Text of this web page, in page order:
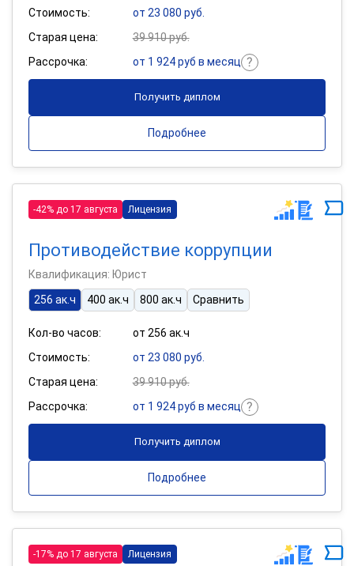
Стоимость:
от 23 080 руб.
Старая цена:
39 910 руб.
Рассрочка:
от 1 924 руб в месяц
Получить диплом
Подробнее
-42% до 17 августа Лицензия
Противодействие коррупции
Квалификация: Юрист
256 ак.ч
400 ак.ч 800 ак.ч Сравнить
Кол-во часов:
от 256 ак.ч
Стоимость:
от 23 080 руб.
Старая цена:
39 910 руб.
Рассрочка:
от 1 924 руб в месяц
Получить диплом
Подробнее
-17% до 17 августа Лицензия